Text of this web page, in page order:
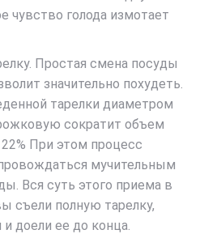
чувство голода измотает
Простая смена посуды
значительно похудеть.
тарелки диаметром
сократит объем
При этом процесс
мучительным
Вся суть этого приема в
съели полную тарелку,
доели ее до конца.